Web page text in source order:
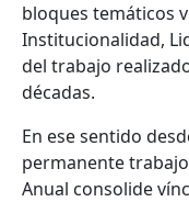
bloques temáticos
Institucionalidad,
del trabajo
décadas.
En ese sentido
permanente
Anual consolide